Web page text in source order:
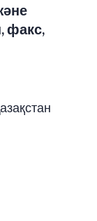
факс,